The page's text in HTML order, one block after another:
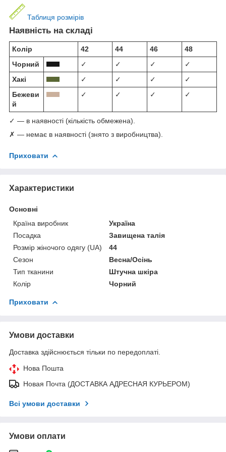
Таблиця розмірів
Наявність на складі
Колір 42 44 46
48
Чорний
✓ ✓ ✓
✓
Хакі
✓ ✓ ✓
✓
Бежеви
й
✓ ✓ ✓ ✓
✓ — в наявності (кількість обмежена).
✗ — немає в наявності (знято з виробництва).
Приховати
Характеристики
Основні
Країна виробник
Україна
Посадка
Завищена талія
Розмір жіночого одягу (UA)
44
Сезон
Весна/Осінь
Тип тканини
Штучна шкіра
Колір
Чорний
Приховати
Умови доставки
Доставка здійснюється тільки по передоплаті.
Нова Пошта
Новая Почта (ДОСТАВКА АДРЕСНАЯ КУРЬЕРОМ)
Всі умови доставки
Умови оплати